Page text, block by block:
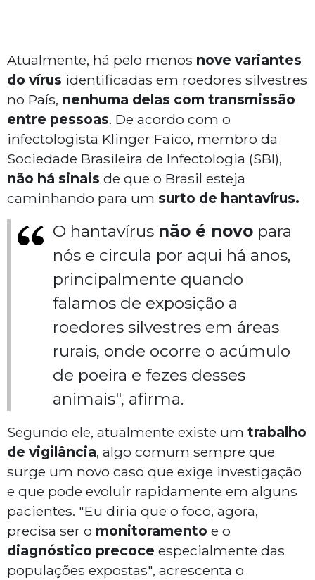
Atualmente, há pelo menos nove variantes
do vírus identificadas em roedores silvestres
no País, nenhuma delas com transmissão
entre pessoas. De acordo com o
infectologista Klinger Faico, membro da
Sociedade Brasileira de Infectologia (SBI),
não há sinais de que o Brasil esteja
caminhando para um surto de hantavírus.
O hantavírus não é novo para
nós e circula por aqui há anos,
principalmente quando
falamos de exposição a
roedores silvestres em áreas
rurais, onde ocorre o acúmulo
de poeira e fezes desses
animais", afirma.
Segundo ele, atualmente existe um trabalho
de vigilância, algo comum sempre que
surge um novo caso que exige investigação
e que pode evoluir rapidamente em alguns
pacientes. "Eu diria que o foco, agora,
precisa ser o monitoramento e o
diagnóstico precoce especialmente das
populações expostas", acrescenta o